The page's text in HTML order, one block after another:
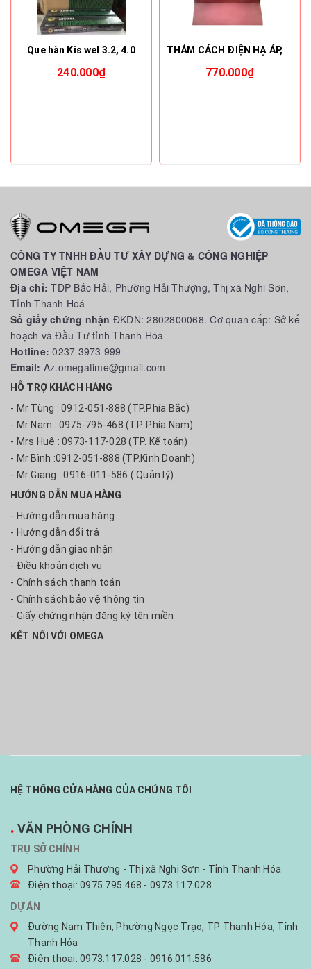
Que hàn Kis wel 3.2, 4.0
240.000₫ 770.000₫
CÔNG TY TNHH ĐẦU TƯ XÂY DỰNG & CÔNG NGHIỆP
OMEGA VIỆT NAM
Địa chỉ:TDP Bắc Hải, Phường Hải Thượng, Thị xã Nghi Sơn,
Tỉnh Thanh Hoá
Số giấy chứng nhận ĐKDN: 2802800068. Cơ quan cấp: Sở kế
hoạch và Đầu Tư tỉnh Thanh Hóa
Hotline:0237 3973 999
Email: Az.omegatime@gmail.com
HỖ TRỢ KHÁCH HÀNG
- Mr Tùng : 0912-051-888 (TP.Phía Bắc)
- Mr Nam : 0975-795-468 (TP. Phía Nam)
- Mrs Huệ : 0973-117-028 (TP. Kế toán)
- Mr Bình :0912-051-888 (TP.Kinh Doanh)
- Mr Giang : 0916-011-586 ( Quản lý)
HƯỚNG DẪN MUA HÀNG
- Hướng dẫn mua hàng
- Hướng dẫn đổi trả
- Hướng dẫn giao nhận
- Điều khoản dịch vụ
- Chính sách thanh toán
- Chính sách bảo vệ thông tin
- Giấy chứng nhận đăng ký tên miền
KẾT NỐI VỚI OMEGA
HỆ THỐNG CỬA HÀNG CỦA CHÚNG TÔI
. VĂN PHÒNG CHÍNH
TRỤ SỞ CHÍNH
Phường Hải Thượng - Thị xã Nghi Sơn - Tỉnh Thanh Hóa
Điện thoại: 0975.795.468 - 0973.117.028
DỰ ÁN
Đường Nam Thiên, Phường Ngọc Trạo, TP Thanh Hóa, Tỉnh
Thanh Hóa
Điện thoại: 0973.117.028 - 0916.011.586